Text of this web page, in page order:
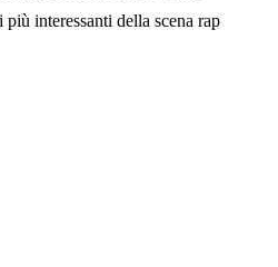
interessanti della scena rap